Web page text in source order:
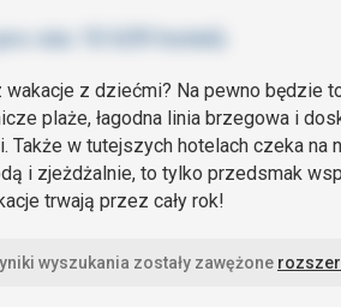
wakacje z dziećmi? Na pewno będzie
plaże, łagodna linia brzegowa i
Także w tutejszych hotelach czeka na
i zjeżdżalnie, to tylko przedsmak
trwają przez cały rok!
wyszukania zostały zawężone